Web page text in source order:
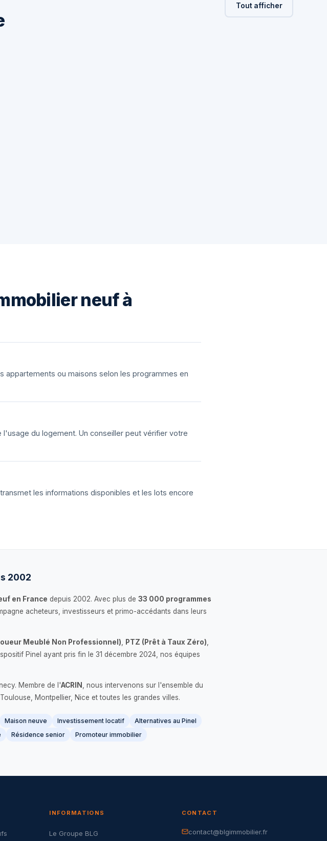
Tout afficher
neuf à
appartements ou maisons selon les programmes en
du logement. Un conseiller peut vérifier votre
les informations disponibles et les lots encore
2002
en France depuis 2002. Avec plus de 33 000 programmes
acheteurs, investisseurs et primo-accédants dans leurs
Meublé Non Professionnel) PTZ (Prêt à Taux Zéro)
Pinel ayant pris fin le 31 décembre 2024, nos équipes
Membre de l'ACRIN
, nous intervenons sur l'ensemble du
Montpellier, Nice et toutes les grandes villes.
Maison neuve Investissement locatif
Alternatives au Pinel
Résidence senior
Promoteur immobilier
INFORMATIONS
Le Groupe BLG
CONTACT
contact@blgimmobilier.fr